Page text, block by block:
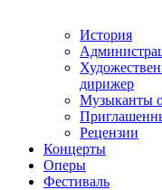
История
дирижер
Музыканты
Рецензии
Концерты
Оперы
Фестиваль